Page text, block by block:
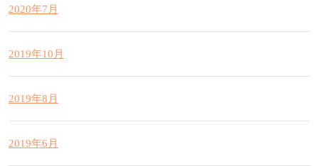
2020年7月
2019年10月
2019年8月
2019年6月